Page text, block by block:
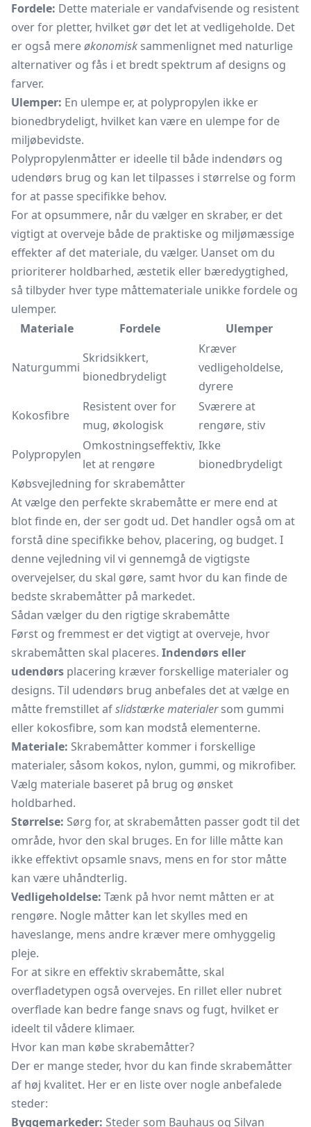
Fordele: Dette materiale er vandafvisende og resistent
over for pletter, hvilket gør det let at vedligeholde. Det
er også mereøkonomisk sammenlignet med naturlige
alternativer og fås i et bredt spektrum af designs og
farver.
Ulemper: En ulempe er, at polypropylen ikke er
bionedbrydeligt, hvilket kan være en ulempe for de
miljøbevidste.
Polypropylenmåtter er ideelle til både indendørs og
udendørs brug og kan let tilpasses i størrelse og form
for at passe specifikke behov.
For at opsummere, når du vælger en skraber, er det
vigtigt at overveje både de praktiske og miljømæssige
effekter af det materiale, du vælger. Uanset om du
prioriterer holdbarhed, æstetik eller bæredygtighed,
så tilbyder hver type måttemateriale unikke fordele og
ulemper.
Materiale
Fordele Ulemper
Naturgummi
Skridsikkert,
bionedbrydeligt
Kræver
vedligeholdelse,
dyrere
Kokosfibre
Resistent over for
mug, økologisk
Sværere at
rengøre, stiv
Polypropylen
Omkostningseffektiv,
let at rengøre
Ikke
bionedbrydeligt
Købsvejledning for skrabemåtter
At vælge den perfekte skrabemåtte er mere end at
blot finde en, der ser godt ud. Det handler også om at
forstå dine specifikke behov, placering, og budget. I
denne vejledning vil vi gennemgå de vigtigste
overvejelser, du skal gøre, samt hvor du kan finde de
bedste skrabemåtter på markedet.
Sådan vælger du den rigtige skrabemåtte
Først og fremmest er det vigtigt at overveje, hvor
skrabemåtten skal placeres. Indendørs eller
udendørs placering kræver forskellige materialer og
designs. Til udendørs brug anbefales det at vælge en
måtte fremstillet afslidstærke materialersom gummi
eller kokosfibre, som kan modstå elementerne.
Materiale: Skrabemåtter kommer i forskellige
materialer, såsom kokos, nylon, gummi, og mikrofiber.
Vælg materiale baseret på brug og ønsket
holdbarhed.
Størrelse: Sørg for, at skrabemåtten passer godt til det
område, hvor den skal bruges. En for lille måtte kan
ikke effektivt opsamle snavs, mens en for stor måtte
kan være uhåndterlig.
Vedligeholdelse: Tænk på hvor nemt måtten er at
rengøre. Nogle måtter kan let skylles med en
haveslange, mens andre kræver mere omhyggelig
pleje.
For at sikre en effektiv skrabemåtte, skal
overfladetypen også overvejes. En rillet eller nubret
overflade kan bedre fange snavs og fugt, hvilket er
ideelt til vådere klimaer.
Hvor kan man købe skrabemåtter?
Der er mange steder, hvor du kan finde skrabemåtter
af høj kvalitet. Her er en liste over nogle anbefalede
steder:
Byggemarkeder: Steder som Bauhaus og Silvan